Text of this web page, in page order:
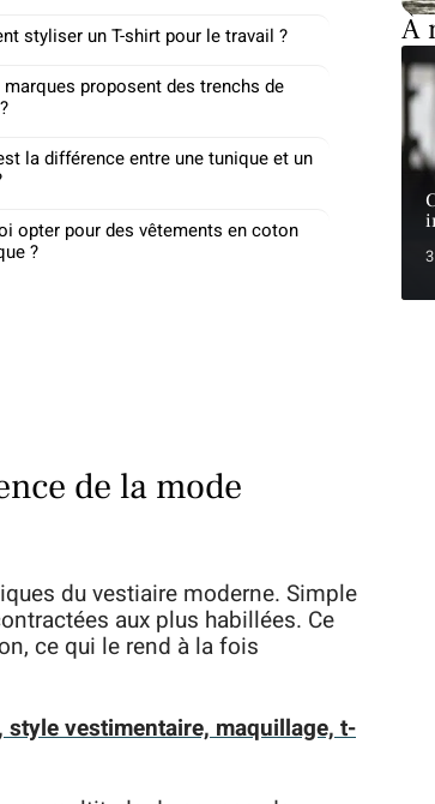
styliser un T-shirt pour le travail ?
marques proposent des trenchs de
la différence entre une tunique et un
opter pour des vêtements en coton
?
de la mode
du vestiaire moderne. Simple
aux plus habillées. Ce
ce qui le rend à la fois
vestimentaire, maquillage, t-
À